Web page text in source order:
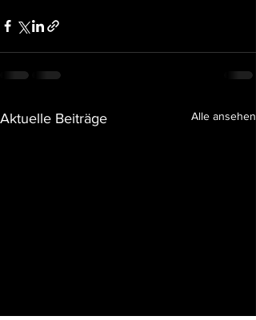
Aktuelle Beiträge Alle ansehen